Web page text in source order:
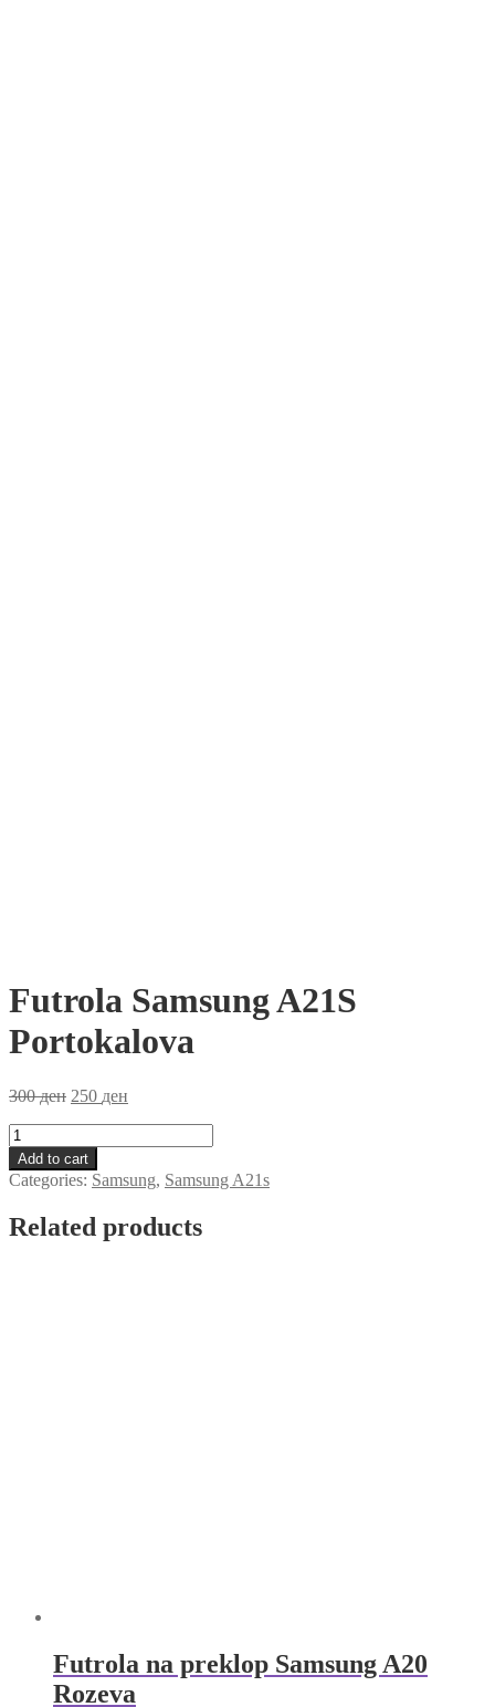
Futrola Samsung A21S
Portokalova
300ден 250 ден
Futrola
Samsung
A21S
Portokalova
Add to cart
Categories: Samsung, Samsung A21s
Related products
Futrola na preklop Samsung A20
Rozeva